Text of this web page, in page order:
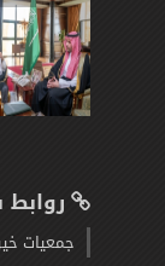
جمعيات